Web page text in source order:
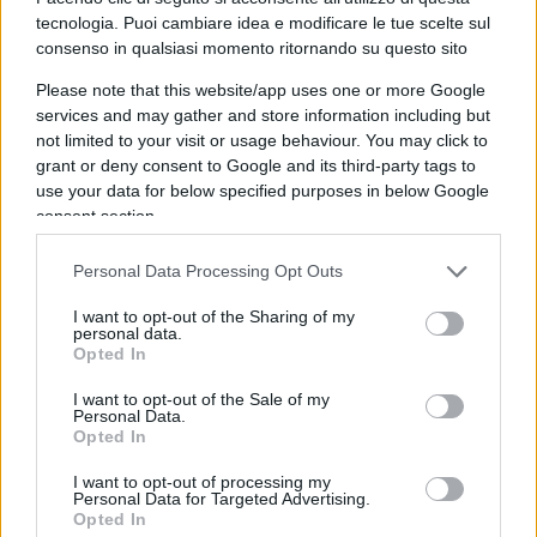
tecnologia. Puoi cambiare idea e modificare le tue scelte sul
consenso in qualsiasi momento ritornando su questo sito
Please note that this website/app uses one or more Google
services and may gather and store information including but
not limited to your visit or usage behaviour. You may click to
grant or deny consent to Google and its third-party tags to
use your data for below specified purposes in below Google
consent section.
Personal Data Processing Opt Outs
I want to opt-out of the Sharing of my
personal data.
Opted In
I want to opt-out of the Sale of my
Personal Data.
Opted In
I want to opt-out of processing my
Personal Data for Targeted Advertising.
Opted In
vestiti, camicie, cravatte. Marciavano pacificamente e
il dottor King voleva che tutto fosse pacifico perché
tutto il mondo stava guardando a ciò che stava
accadendo a Memphis, Chicago, Detroit e Washington
e in tutto il Paese. Abbiamo cambiato il mondo,
pagando le tasse e gli affitti e facendo tutto ciò che
dovevamo fare per poter poi pretendere quello che ci
Abbiamo cambiato il mondo rimanendo uomini e
donne di integrità, classe, buon senso e valori.
Quando sono iniziate le rivolte e la gente ha iniziato
preso per il braccio e ce ne siamo andati. Ce ne
siamo andati perché non era ciò per cui eravamo lì.
Non era per quello che c’era il dottor King. Non è per
quello che c’erano altri personaggi famosi ai tempi